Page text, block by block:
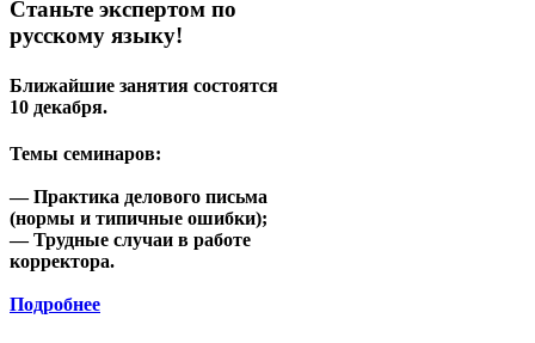
Станьте экспертом по
русскому языку!
Ближайшие занятия состоятся
10 декабря.
Темы семинаров:
— Практика делового письма
(нормы и типичные ошибки);
— Трудные случаи в работе
корректора.
Подробнее